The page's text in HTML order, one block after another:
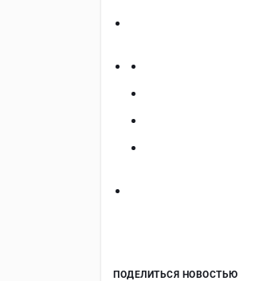
ПОДЕЛИТЬСЯ НОВОСТЬЮ